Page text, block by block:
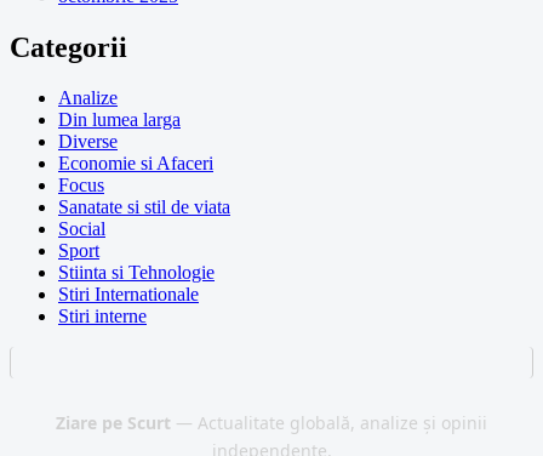
Categorii
Analize
Din lumea larga
Diverse
Economie si Afaceri
Focus
Sanatate si stil de viata
Social
Sport
Stiinta si Tehnologie
Stiri Internationale
Stiri interne
Ziare pe Scurt — Actualitate globală, analize și opinii
independente.